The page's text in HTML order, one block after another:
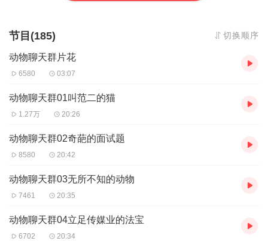
了。
【作者/主播简介】
作者：热带雨夜，网络小说作家。
听，可下载重复收听。
2、版权归原作者所有，严禁翻录成任何形式，严禁在任何第三方平
台传播，违者将追究其法律责任。
面分享至微信内使用微信支付完成购买。
4、在购买过程中，如果您有任何问题，可以按以下步骤咨询在线客
第一步：您可在喜马拉雅APP【账号】-【帮助与反馈】”中咨询在线
客服
节目(185) 切换顺序
动物聊天群片花
6580 03:07
动物聊天群01叫范二的猫
1.27万 20:26
动物聊天群02奇葩的面试题
8580 20:42
动物聊天群03无所不知的动物
7461 20:35
动物聊天群04立足传媒业的法宝
6702 20:34